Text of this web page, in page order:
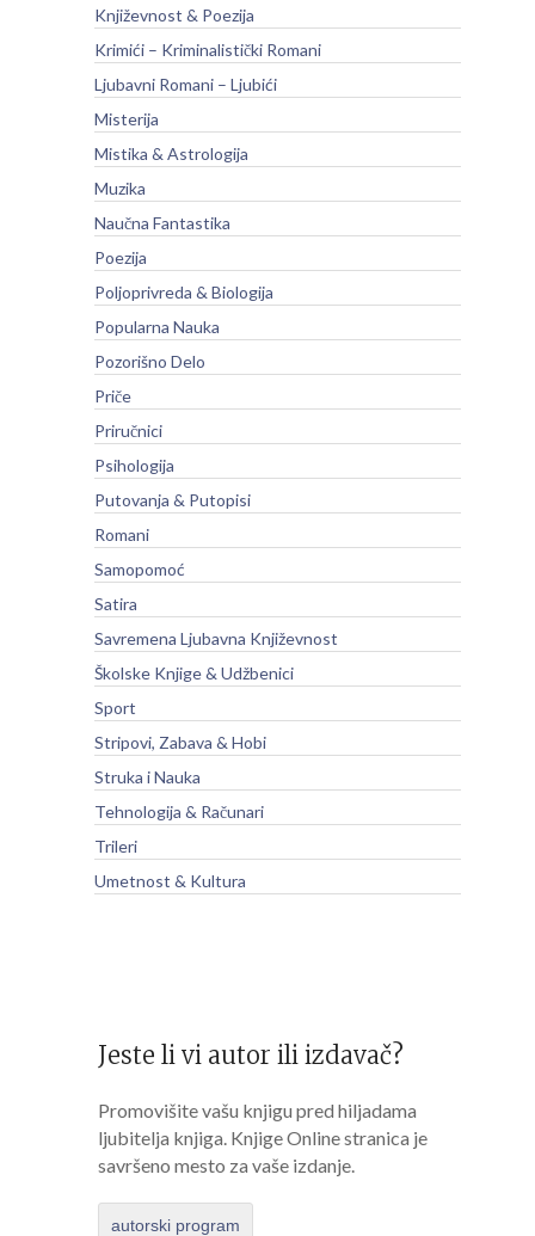
Književnost & Poezija
Krimići – Kriminalistički Romani
Ljubavni Romani – Ljubići
Misterija
Mistika & Astrologija
Muzika
Naučna Fantastika
Poezija
Poljoprivreda & Biologija
Popularna Nauka
Pozorišno Delo
Priče
Priručnici
Psihologija
Putovanja & Putopisi
Romani
Samopomoć
Satira
Savremena Ljubavna Književnost
Školske Knjige & Udžbenici
Sport
Stripovi, Zabava & Hobi
Struka i Nauka
Tehnologija & Računari
Trileri
Umetnost & Kultura
Jeste li vi autor ili izdavač?
Promovišite vašu knjigu pred hiljadama
ljubitelja knjiga. Knjige Online stranica je
savršeno mesto za vaše izdanje.
autorski program